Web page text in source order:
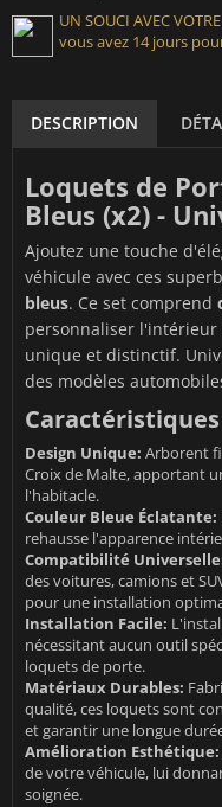
UN SOUCI AVEC
vous avez 14 jours
DESCRIPTION
Loquets de
Bleus (x2) -
Ajoutez une touche
véhicule avec ces
bleus. Ce set comprend
personnaliser l'intérieur
unique et distinctif.
des modèles
Design Unique: Arborent
Croix de Malte, apportant
l'habitacle.
Couleur Bleue Éclatante:
rehausse l'apparence
Compatibilité
des voitures, camions et
pour une installation
Installation Facile:
nécessitant aucun outil
loquets de porte.
Matériaux Durables:
qualité, ces loquets sont
et garantir une longue
Amélioration Esthétique:
de votre véhicule, lui
soignée.